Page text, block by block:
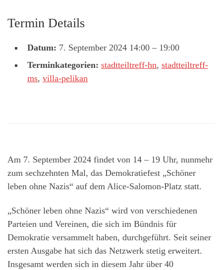
Termin Details
Datum: 7. September 2024 14:00 – 19:00
Terminkategorien: stadtteiltreff-hn, stadtteiltreff-
ms, villa-pelikan
Am 7. September 2024 findet von 14 – 19 Uhr, nunmehr
zum sechzehnten Mal, das Demokratiefest „Schöner
leben ohne Nazis“ auf dem Alice-Salomon-Platz statt.
„Schöner leben ohne Nazis“ wird von verschiedenen
Parteien und Vereinen, die sich im Bündnis für
Demokratie versammelt haben, durchgeführt. Seit seiner
ersten Ausgabe hat sich das Netzwerk stetig erweitert.
Insgesamt werden sich in diesem Jahr über 40